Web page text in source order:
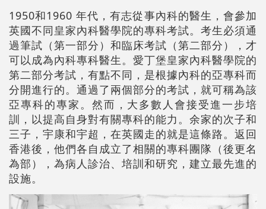
1950和1960 年代，有志從事內科的醫生，會參加
英國不同皇家內科醫學院的專科考試。考生必須通
過筆試（第一部分）和臨床考試（第二部分），才
可以成為內科專科醫生。愛丁堡皇家內科醫學院的
第二部分考試，有點不同，是根據內科的亞專科而
分開進行的。通過了兩個部分的考試，就可稱為該
亞專科的專家。然而，大多數人會接受進一步培
訓，以提高自身對有關專科的能力。余家的次子和
三子，宇康和宇超，在英國走的就是這條路。返回
香港後，他們各自成立了相關的專科團隊（後更名
為部），為病人診治、培訓和研究，建立最先進的
設施。